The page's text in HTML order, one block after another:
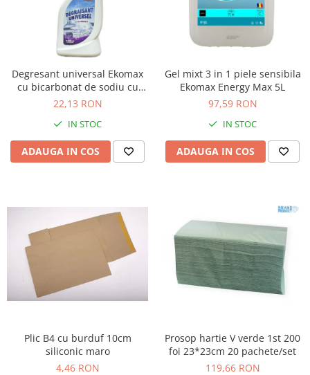
Degresant universal Ekomax
cu bicarbonat de sodiu cu
pulverizator 500ml
22,13 RON
IN STOC
ADAUGA IN COS
Gel mixt 3 in 1 piele sensibila
Ekomax Energy Max 5L
97,59 RON
IN STOC
ADAUGA IN COS
Plic B4 cu burduf 10cm
siliconic maro
4,46 RON
Prosop hartie V verde 1st 200
foi 23*23cm 20 pachete/set
119,66 RON